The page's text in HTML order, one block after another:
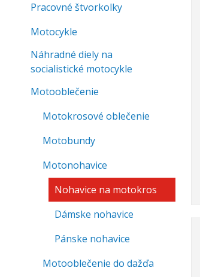
Pracovné štvorkolky
Motocykle
Náhradné diely na
socialistické motocykle
Motooblečenie
Motokrosové oblečenie
Motobundy
Motonohavice
Nohavice na motokros
Dámske nohavice
Pánske nohavice
Motooblečenie do dažďa